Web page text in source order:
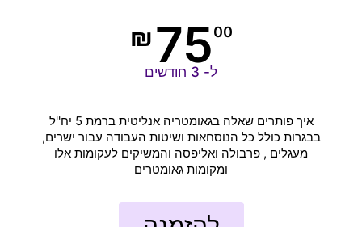
₪7500
ל- 3 חודשים
איך פותרים שאלה בגאומטריה אנליטית ברמת 5 יח''ל
בבגרות כולל כל הנוסחאות ושיטות העבודה עבור ישרים,
מעגלים , פרבולה ואליפסה והמשיקים לעקומות אלו
ומקומות גאומטרים